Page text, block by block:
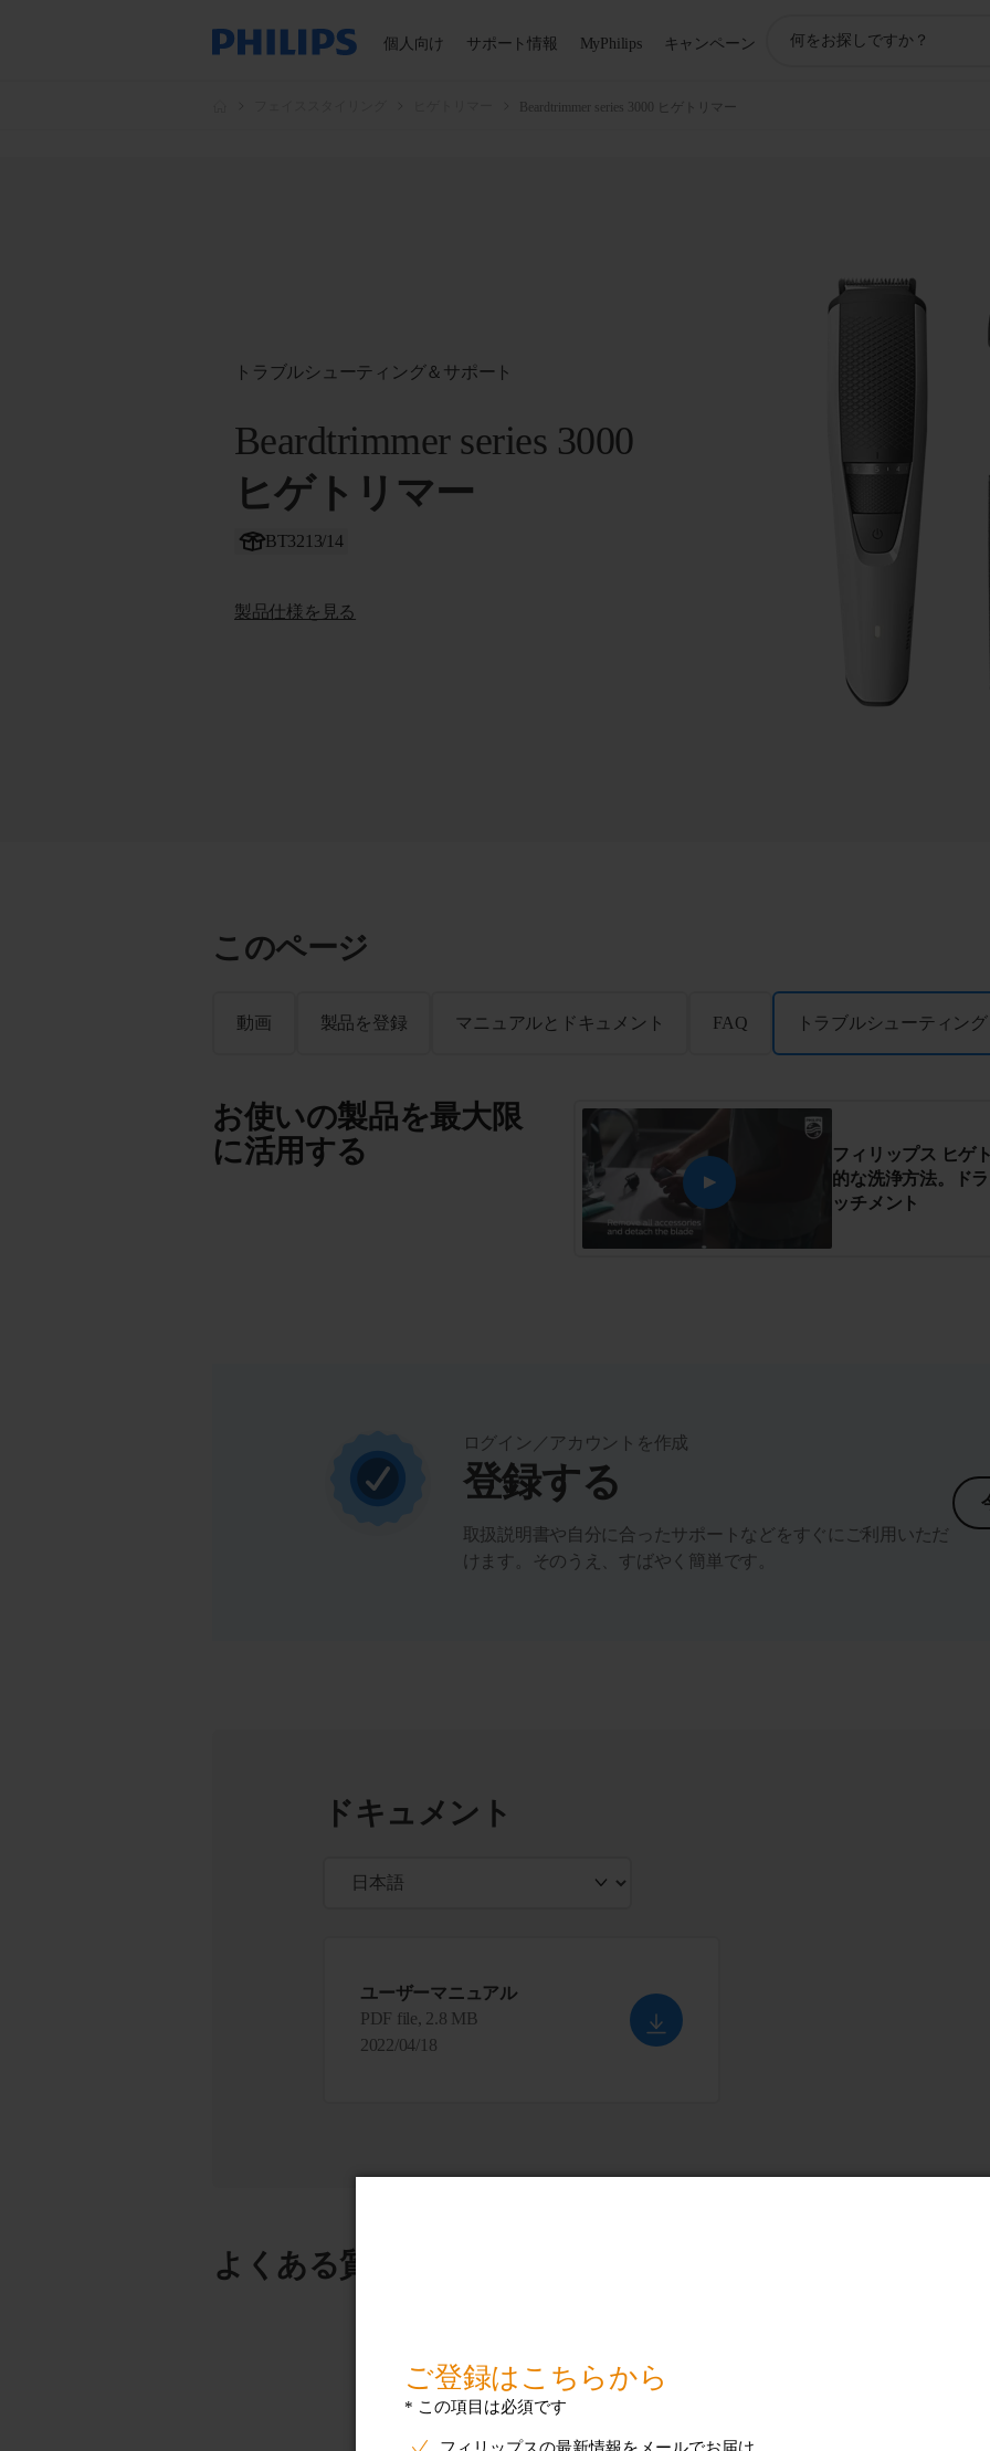
個人向け サポート情報 MyPhilips キャンペーン
Beardtrimmer series 3000 ヒゲトリマー
トラブルシューティング＆サポート
Beardtrimmer series 3000
ヒゲトリマー
BT3213/14
製品仕様を見る
このページ
動画 製品を登録 マニュアルとドキュメント FAQ トラブルシューティン
お使いの製品を最大限
に活用する
フィリップス ヒゲ
的な洗浄方法。ド
ッチメント
ログイン／アカウントを作成
登録する
取扱説明書や自分に合ったサポートなどをすぐにご利用いただ
けます。そのうえ、すばやく簡単です。
ドキュメント
ユーザーマニュアル
PDF file, 2.8 MB
2022/04/18
よくある質問
フィリップスグルーマーは電源コンセントにつ